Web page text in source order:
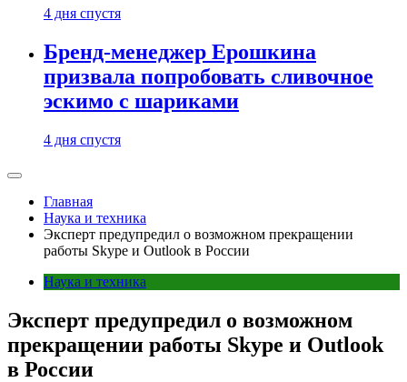
4 дня спустя
Бренд-менеджер Ерошкина
призвала попробовать сливочное
эскимо с шариками
4 дня спустя
Главная
Наука и техника
Эксперт предупредил о возможном прекращении
работы Skype и Outlook в России
Наука и техника
Эксперт предупредил о возможном
прекращении работы Skype и Outlook
в России